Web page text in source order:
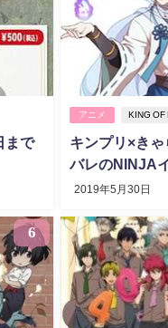
まで
アニメ KING OF
キンプリ×き
バレのNINJA
2019年5月30日
6